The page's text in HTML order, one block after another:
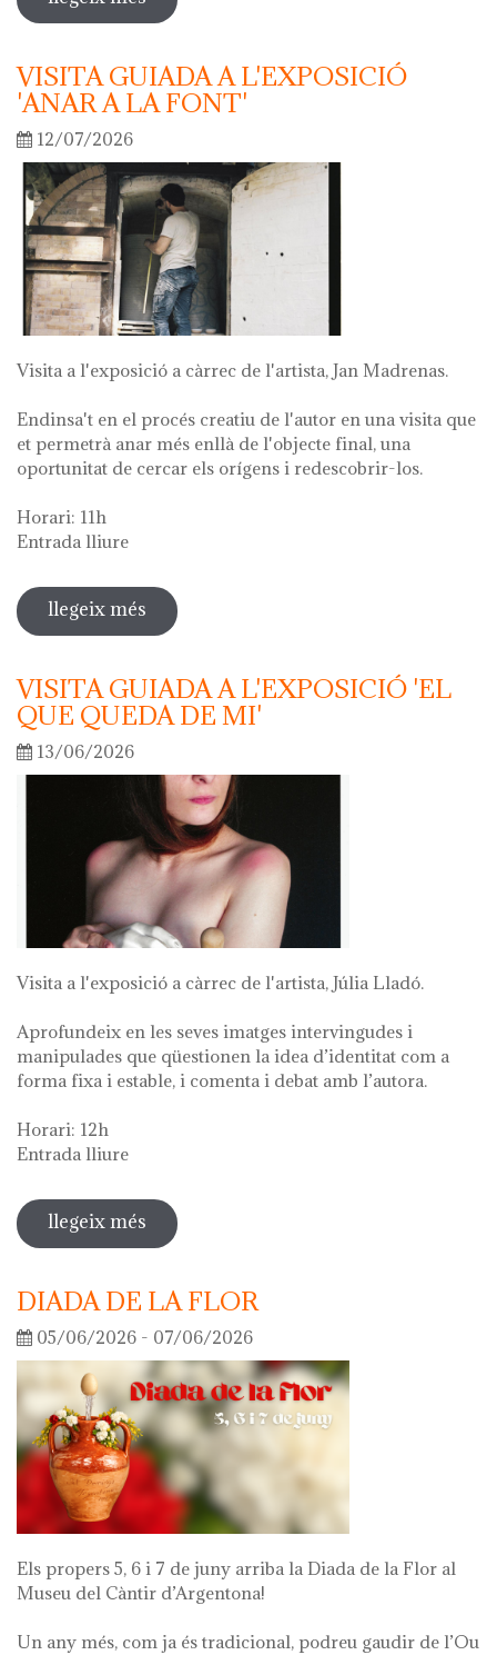
VISITA GUIADA A L'EXPOSICIÓ
'ANAR A LA FONT'
12/07/2026
Visita a l'exposició a càrrec de l'artista, Jan Madrenas.
Endinsa't en el procés creatiu de l'autor en una visita que
et permetrà anar més enllà de l'objecte final, una
oportunitat de cercar els orígens i redescobrir-los.
Horari: 11h
Entrada lliure
llegeix més sobre visita guiada a l'exposició 'anar
a la font'
VISITA GUIADA A L'EXPOSICIÓ 'EL
QUE QUEDA DE MI'
13/06/2026
Visita a l'exposició a càrrec de l'artista, Júlia Lladó.
Aprofundeix en les seves imatges intervingudes i
manipulades que qüestionen la idea d’identitat com a
forma fixa i estable, i comenta i debat amb l’autora.
Horari: 12h
Entrada lliure
llegeix més sobre visita guiada a l'exposició 'el
que queda de mi'
DIADA DE LA FLOR
05/06/2026 - 07/06/2026
Els propers 5, 6 i 7 de juny arriba la Diada de la Flor al
Museu del Càntir d’Argentona!
Un any més, com ja és tradicional, podreu gaudir de l’Ou